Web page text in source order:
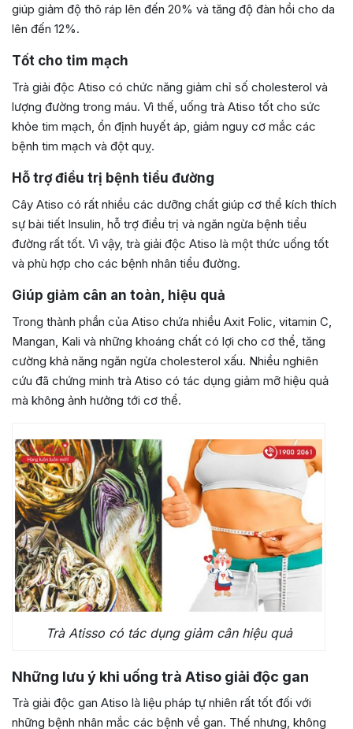
giúp giảm độ thô ráp lên đến 20% và tăng độ đàn hồi cho da
lên đến 12%.
Tốt cho tim mạch
Trà giải độc Atiso có chức năng giảm chỉ số cholesterol và
lượng đường trong máu. Vì thế, uống trà Atiso tốt cho sức
khỏe tim mạch, ổn định huyết áp, giảm nguy cơ mắc các
bệnh tim mạch và đột quỵ.
Hỗ trợ điều trị bệnh tiểu đường
Cây Atiso có rất nhiều các dưỡng chất giúp cơ thể kích thích
sự bài tiết Insulin, hỗ trợ điều trị và ngăn ngừa bệnh tiểu
đường rất tốt. Vì vậy, trà giải độc Atiso là một thức uống tốt
và phù hợp cho các bệnh nhân tiểu đường.
Giúp giảm cân an toàn, hiệu quả
Trong thành phần của Atiso chứa nhiều Axit Folic, vitamin C,
Mangan, Kali và những khoáng chất có lợi cho cơ thể, tăng
cường khả năng ngăn ngừa cholesterol xấu. Nhiều nghiên
cứu đã chứng minh trà Atiso có tác dụng giảm mỡ hiệu quả
mà không ảnh hưởng tới cơ thể.
Trà Atisso có tác dụng giảm cân hiệu quả
Những lưu ý khi uống trà Atiso giải độc gan
Trà giải độc gan Atiso là liệu pháp tự nhiên rất tốt đối với
những bệnh nhân mắc các bệnh về gan. Thế nhưng, không